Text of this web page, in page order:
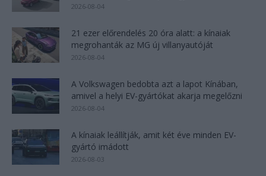
2026-08-04
21 ezer előrendelés 20 óra alatt: a kínaiak
megrohanták az MG új villanyautóját
2026-08-04
A Volkswagen bedobta azt a lapot Kínában,
amivel a helyi EV-gyártókat akarja megelőzni
2026-08-04
A kínaiak leállítják, amit két éve minden EV-
gyártó imádott
2026-08-03